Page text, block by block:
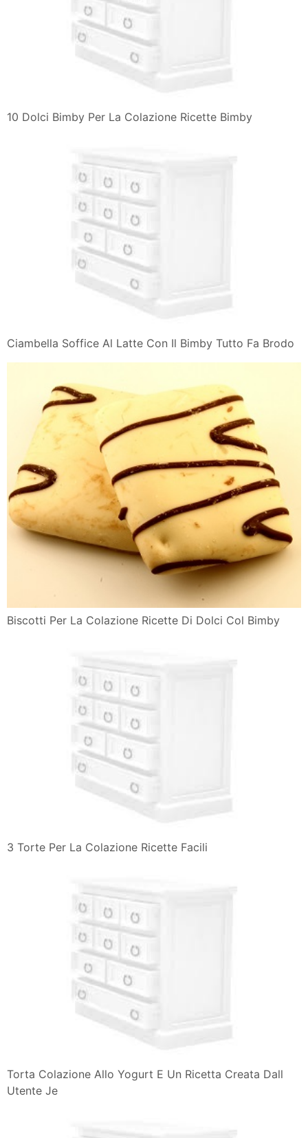
10 Dolci Bimby Per La Colazione Ricette Bimby
Ciambella Soffice Al Latte Con Il Bimby Tutto Fa Brodo
Biscotti Per La Colazione Ricette Di Dolci Col Bimby
3 Torte Per La Colazione Ricette Facili
Torta Colazione Allo Yogurt E Un Ricetta Creata Dall
Utente Je